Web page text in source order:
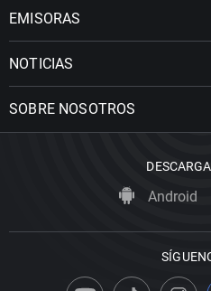
EMISORAS
NOTICIAS
SOBRE NOSOTROS
Android